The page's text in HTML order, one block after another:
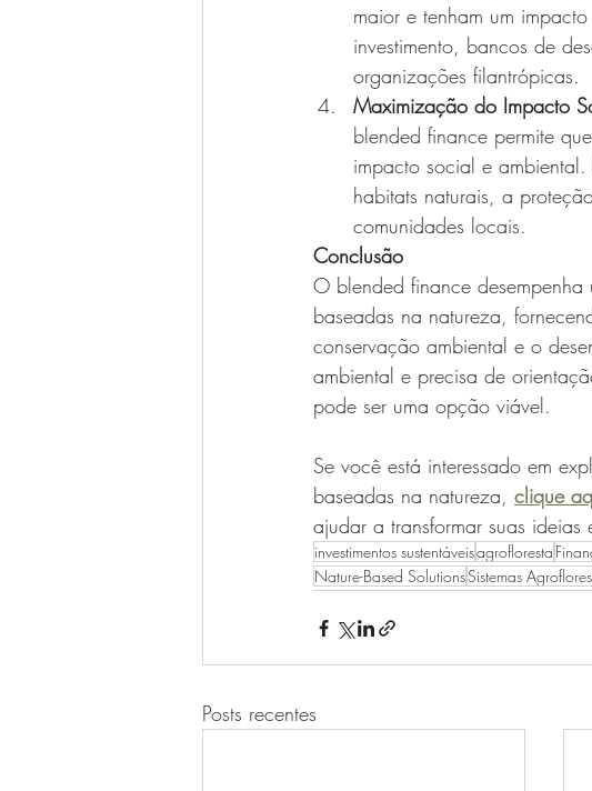
maior e tenham um
investimento, bancos de
organizações filantrópicas.
Maximização do Impacto
blended finance permite
impacto social e
habitats naturais, a
comunidades locais.
Conclusão
O blended finance
baseadas na natureza,
conservação ambiental e o
ambiental e precisa de
pode ser uma opção viável.
Se você está interessado em
baseadas na natureza, clique
ajudar a transformar suas ideias
investimentos sustentáveisagrofloresta
Nature-Based SolutionsSistemas
Posts recentes